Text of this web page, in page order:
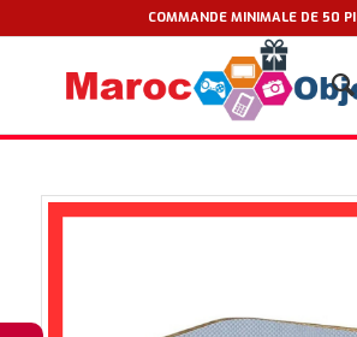
COMMANDE MINIMALE DE 50